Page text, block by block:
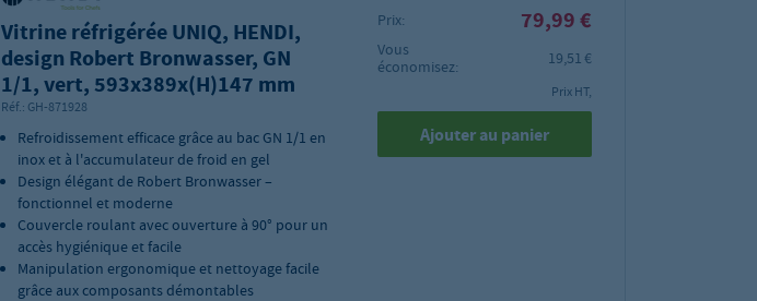
Vitrine réfrigérée UNIQ, HENDI,
design Robert Bronwasser, GN
1/1, vert, 593x389x(H)147 mm
Réf.: GH-871928
Refroidissement efficace grâce au bac GN 1/1 en
inox et à l'accumulateur de froid en gel
Design élégant de Robert Bronwasser –
fonctionnel et moderne
Couvercle roulant avec ouverture à 90° pour un
accès hygiénique et facile
Manipulation ergonomique et nettoyage facile
grâce aux composants démontables
Prix:
79,99 €
Vous
économisez:
19,51 €
Prix HT,
Ajouter au panier